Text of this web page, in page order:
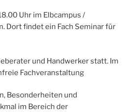
Uhr im Elbcampus /
Dort findet ein Fach Seminar für
und Handwerker statt. Im
Fachveranstaltung
Besonderheiten und
im Bereich der